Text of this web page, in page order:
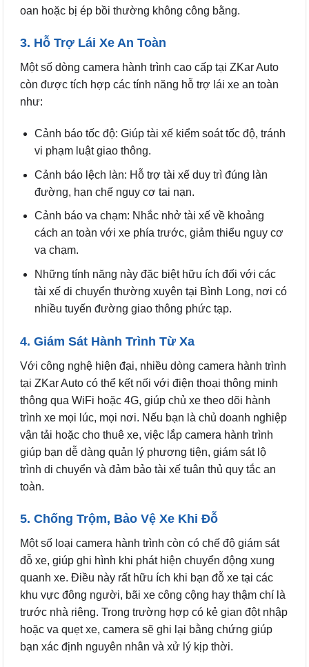
oan hoặc bị ép bồi thường không công bằng.
3. Hỗ Trợ Lái Xe An Toàn
Một số dòng camera hành trình cao cấp tại ZKar Auto
còn được tích hợp các tính năng hỗ trợ lái xe an toàn
như:
Cảnh báo tốc độ: Giúp tài xế kiểm soát tốc độ, tránh
vi phạm luật giao thông.
Cảnh báo lệch làn: Hỗ trợ tài xế duy trì đúng làn
đường, hạn chế nguy cơ tai nạn.
Cảnh báo va chạm: Nhắc nhở tài xế về khoảng
cách an toàn với xe phía trước, giảm thiểu nguy cơ
va chạm.
Những tính năng này đặc biệt hữu ích đối với các
tài xế di chuyển thường xuyên tại Bình Long, nơi có
nhiều tuyến đường giao thông phức tạp.
4. Giám Sát Hành Trình Từ Xa
Với công nghệ hiện đại, nhiều dòng camera hành trình
tại ZKar Auto có thể kết nối với điện thoại thông minh
thông qua WiFi hoặc 4G, giúp chủ xe theo dõi hành
trình xe mọi lúc, mọi nơi. Nếu bạn là chủ doanh nghiệp
vận tải hoặc cho thuê xe, việc lắp camera hành trình
giúp bạn dễ dàng quản lý phương tiện, giám sát lộ
trình di chuyển và đảm bảo tài xế tuân thủ quy tắc an
toàn.
5. Chống Trộm, Bảo Vệ Xe Khi Đỗ
Một số loại camera hành trình còn có chế độ giám sát
đỗ xe, giúp ghi hình khi phát hiện chuyển động xung
quanh xe. Điều này rất hữu ích khi bạn đỗ xe tại các
khu vực đông người, bãi xe công cộng hay thậm chí là
trước nhà riêng. Trong trường hợp có kẻ gian đột nhập
hoặc va quẹt xe, camera sẽ ghi lại bằng chứng giúp
bạn xác định nguyên nhân và xử lý kịp thời.